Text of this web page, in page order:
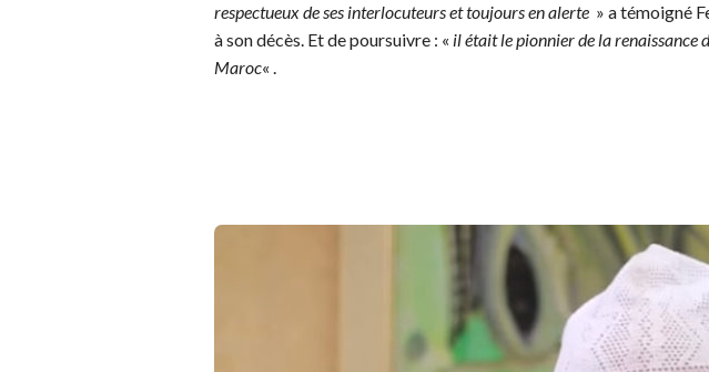
respectueux de ses interlocuteurs et toujours en alerte » a témoigné
à son décès. Et de poursuivre : « il était le pionnier de la renaissance
Maroc« .